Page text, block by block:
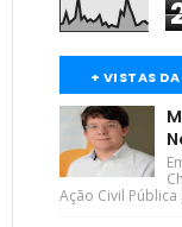
+ VISTAS
Ação Civil